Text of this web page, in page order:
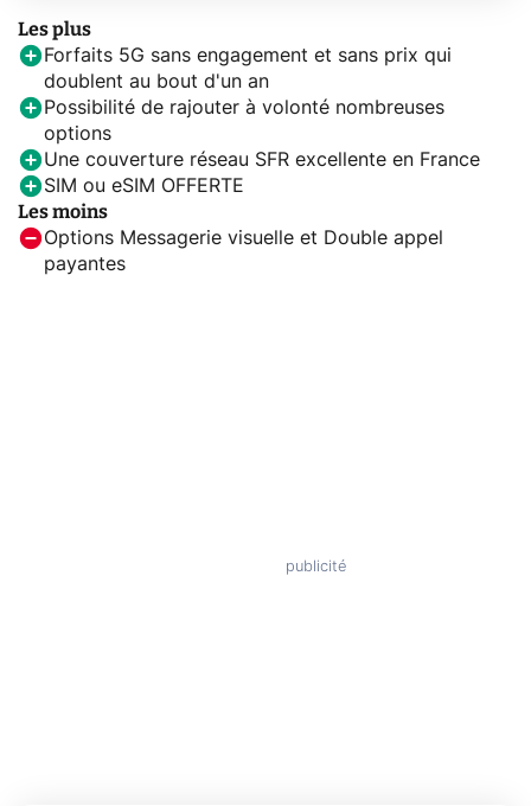
Les plus
Forfaits 5G sans engagement et sans prix qui
doublent au bout d'un an
Possibilité de rajouter à volonté nombreuses
options
Une couverture réseau SFR excellente en France
SIM ou eSIM OFFERTE
Les moins
Options Messagerie visuelle et Double appel
payantes